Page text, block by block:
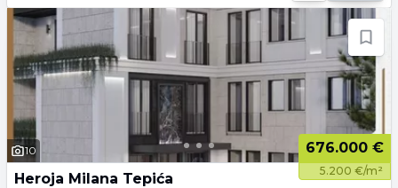
10 676.000 €
5.200 €/m²
Heroja Milana Tepića